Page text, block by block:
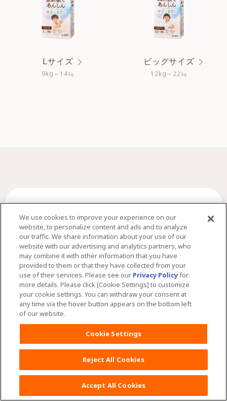
Lサイズ
9kg～14㎏
ビッグサイズ
12kg～22㎏
赤ちゃんのお肌のこと
おむつかぶれの原因と対策！赤ちゃんの肛門やおし
We use cookies to improve your experience on our
website, to personalize content and ads and to analyze
our traffic. We share information about your use of our
website with our advertising and analytics partners, who
may combine it with other information that you have
provided to them or that they have collected from your
use of their services. Please see our Privacy Policyfor
more details. Please click [Cookie Settings] to customize
your cookie settings. You can withdraw your consent at
any time via the hover button appears on the bottom left
of our website.
Cookie Settings
Reject All Cookies
Accept All Cookies